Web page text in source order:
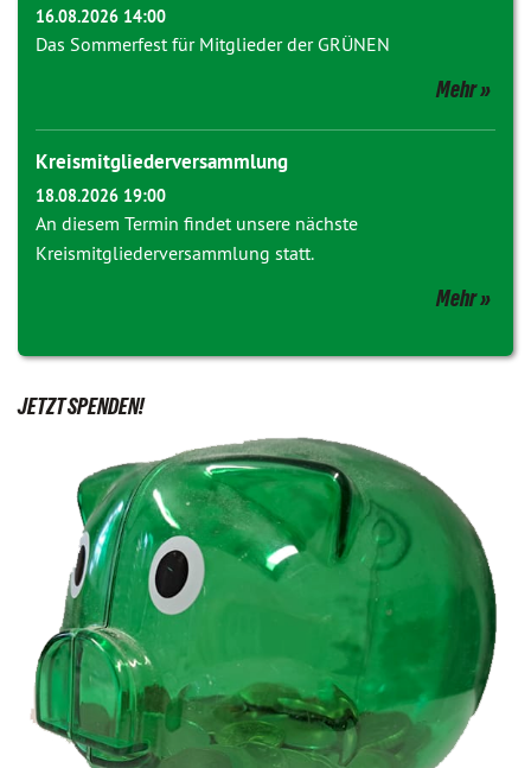
16.08.2026 14:00
Das Sommerfest für Mitglieder der GRÜNEN
Mehr
Kreismitgliederversammlung
18.08.2026 19:00
An diesem Termin findet unsere nächste
Kreismitgliederversammlung statt.
Mehr
JETZT SPENDEN!